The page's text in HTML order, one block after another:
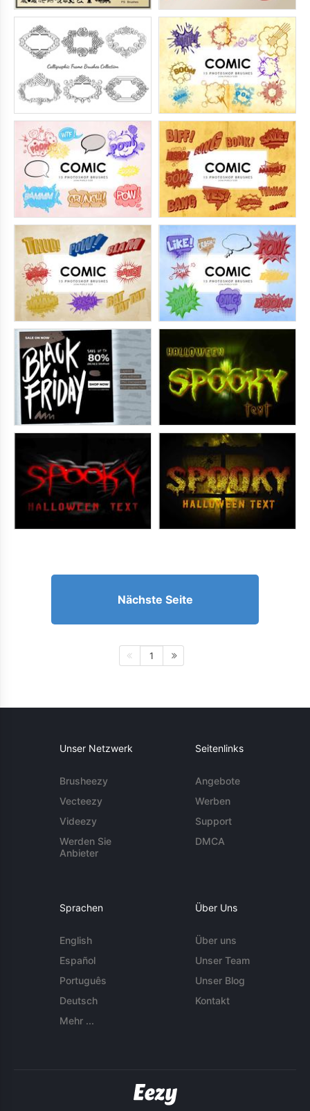
Nächste Seite
1
Unser Netzwerk
Brusheezy
Vecteezy
Videezy
Werden Sie
Anbieter
Seitenlinks
Angebote
Werben
Support
DMCA
Sprachen
English
Español
Português
Deutsch
Mehr ...
Über Uns
Über uns
Unser Team
Unser Blog
Kontakt